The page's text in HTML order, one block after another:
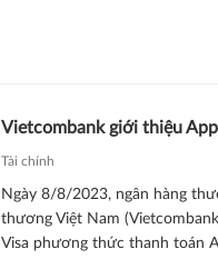
Vietcombank giới thiệu
Tài chính
Ngày 8/8/2023, ngân hàng
thương Việt Nam
Visa phương thức thanh toán